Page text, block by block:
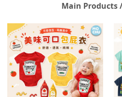
Main Products